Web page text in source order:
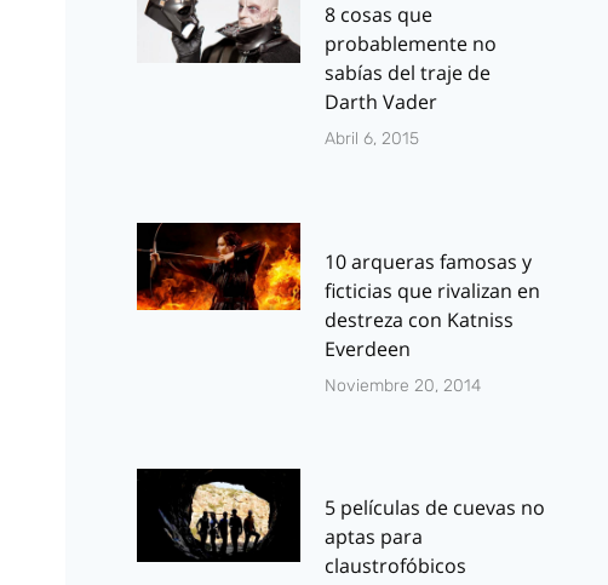
8 cosas que
probablemente no
sabías del traje de
Darth Vader
Abril 6, 2015
10 arqueras famosas y
ficticias que rivalizan en
destreza con Katniss
Everdeen
Noviembre 20, 2014
5 películas de cuevas no
aptas para
claustrofóbicos